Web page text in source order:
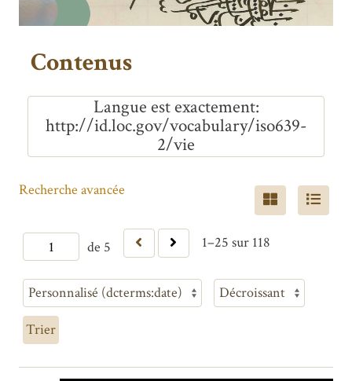
Contenus
Langue est exactement
http://id.loc.gov/vocabulary/iso639-
2/vie
de 5 1–25 sur 118
Recherche avancée
Trier